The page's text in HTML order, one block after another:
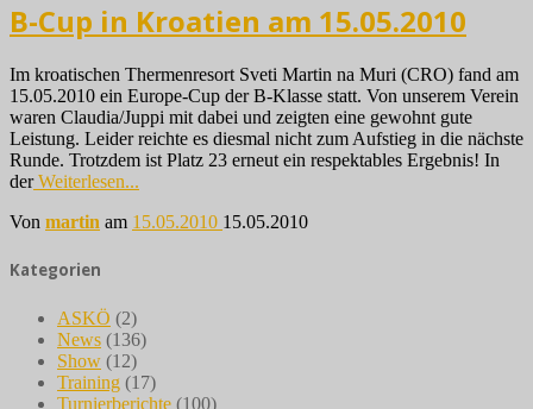
B-Cup in Kroatien am 15.05.2010
Im kroatischen Thermenresort Sveti Martin na Muri (CRO) fand am
15.05.2010 ein Europe-Cup der B-Klasse statt. Von unserem Verein
waren Claudia/Juppi mit dabei und zeigten eine gewohnt gute
Leistung. Leider reichte es diesmal nicht zum Aufstieg in die nächste
Runde. Trotzdem ist Platz 23 erneut ein respektables Ergebnis! In
derWeiterlesen...
Von martin am 15.05.2010 15.05.2010
Kategorien
ASKÖ (2)
News (136)
Show (12)
Training (17)
Turnierberichte (100)